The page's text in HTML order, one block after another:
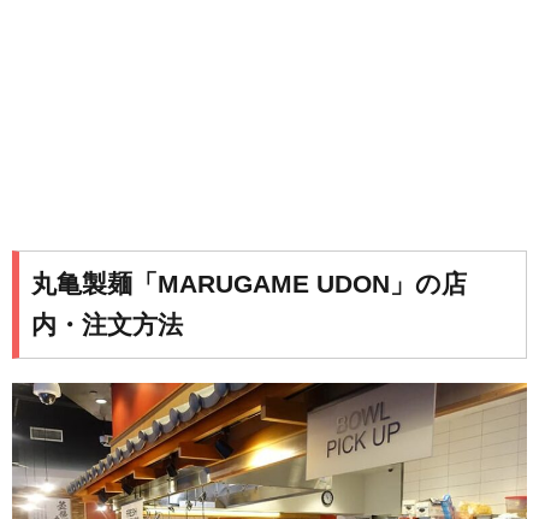
丸亀製麺「MARUGAME UDON」の店
内・注文方法